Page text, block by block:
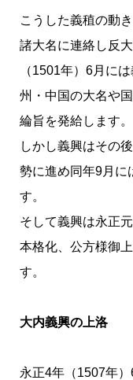
こうした義稙の動
諸大名に連絡し反
（1501年）6月に
州・中国の大名や
綸旨を発給します。
しかし義興はその
勢に進め同年9月に
す。
そして義興は永正
本格化、公方様御
す。
大内義興の上洛
永正4年（1507年